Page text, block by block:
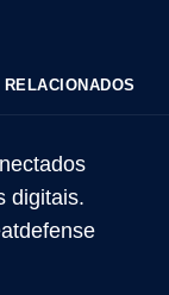
e-mail
digitais.